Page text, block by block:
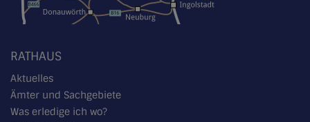
RATHAUS
Aktuelles
Ämter und Sachgebiete
Was erledige ich wo?